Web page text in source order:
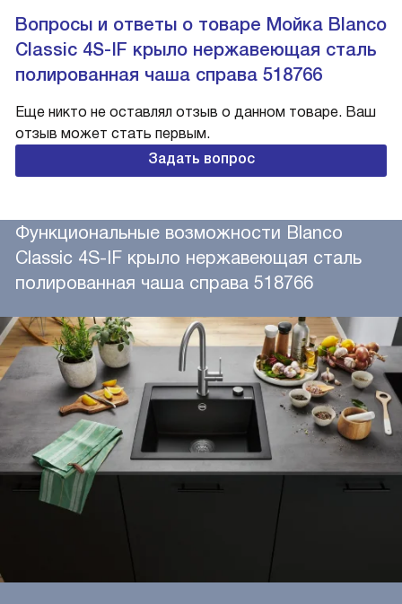
Вопросы и ответы о товаре Мойка Blanco
Classic 4S-IF крыло нержавеющая сталь
полированная чаша справа 518766
Еще никто не оставлял отзыв о данном товаре. Ваш
отзыв может стать первым.
Задать вопрос
Функциональные возможности Blanco
Classic 4S-IF крыло нержавеющая сталь
полированная чаша справа 518766